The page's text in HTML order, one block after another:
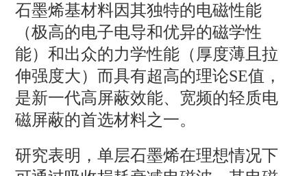
石墨烯基材料因其独特的电磁性能
（极高的电子电导和优异的磁学性
能）和出众的力学性能（厚度薄且拉
伸强度大）而具有超高的理论SE值，
是新一代高屏蔽效能、宽频的轻质电
磁屏蔽的首选材料之一。
研究表明，单层石墨烯在理想情况下